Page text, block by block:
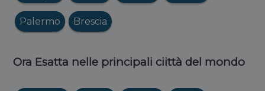
Palermo Brescia
Ora Esatta nelle principali ciittà del mondo